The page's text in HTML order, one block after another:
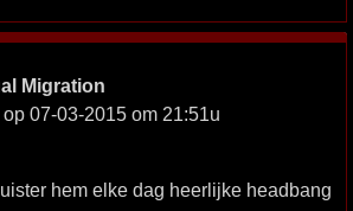
Migration
07-03-2015 om 21:51u
hem elke dag heerlijke headbang